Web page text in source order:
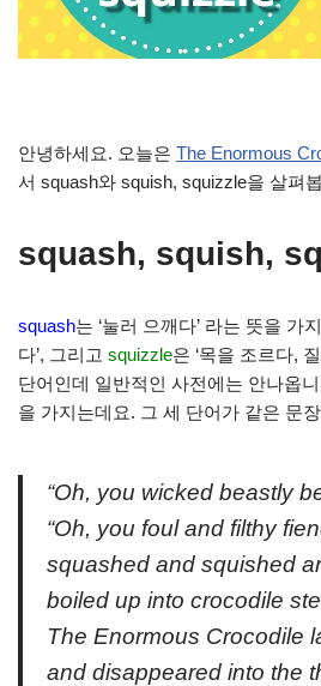
안녕하세요. 오늘은 The Enormous
서 squash와 squish, squizzle을 살펴
squash, squish,
squash는 ‘눌러 으깨다’ 라는 뜻을 가
다’, 그리고 squizzle은 ‘목을 조르다,
단어인데 일반적인 사전에는 안나옵
을 가지는데요. 그 세 단어가 같은 문
“Oh, you wicked beastly
“Oh, you foul and filthy
squashed and squished
boiled up into crocodile
The Enormous Crocodile
and disappeared into the